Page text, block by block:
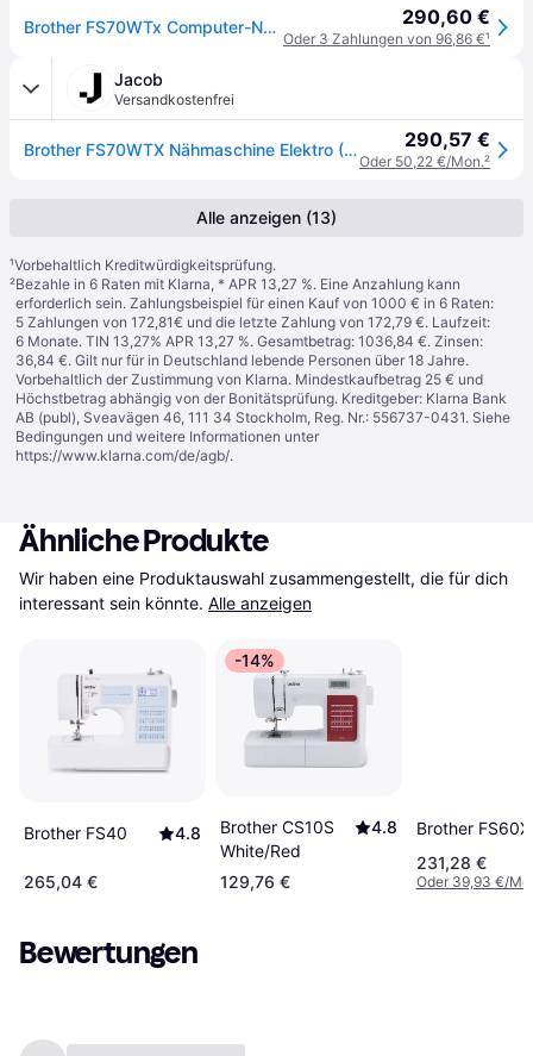
Brother FS70WTx Computer-Nähmaschine 290,60 €
Oder 3 Zahlungen von 96,86 €¹
Jacob
Versandkostenfrei
Brother FS70WTX Nähmaschine Elektro (FS70WTX) 290,57 €
Oder 50,22 €/Mon.²
Alle anzeigen (13)
¹Vorbehaltlich Kreditwürdigkeitsprüfung.
²Bezahle in 6 Raten mit Klarna, * APR 13,27 %. Eine Anzahlung kann
erforderlich sein. Zahlungsbeispiel für einen Kauf von 1000 € in 6 Raten:
5 Zahlungen von 172,81€ und die letzte Zahlung von 172,79 €. Laufzeit:
6 Monate. TIN 13,27% APR 13,27 %. Gesamtbetrag: 1036,84 €. Zinsen:
36,84 €. Gilt nur für in Deutschland lebende Personen über 18 Jahre.
Vorbehaltlich der Zustimmung von Klarna. Mindestkaufbetrag 25 € und
Höchstbetrag abhängig von der Bonitätsprüfung. Kreditgeber: Klarna Bank
AB (publ), Sveavägen 46, 111 34 Stockholm, Reg. Nr.: 556737-0431. Siehe
Bedingungen und weitere Informationen unter
https://www.klarna.com/de/agb/.
Ähnliche Produkte
Wir haben eine Produktauswahl zusammengestellt, die für dich
interessant sein könnte. Alle anzeigen
Brother FS40 4.8
265,04 €
-14%
Brother CS10S
White/Red
4.8
129,76 €
Brother FS60X
231,28 €
Oder 39,93 €/
Bewertungen